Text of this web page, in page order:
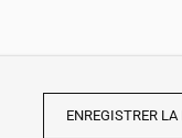
ENREGISTRER